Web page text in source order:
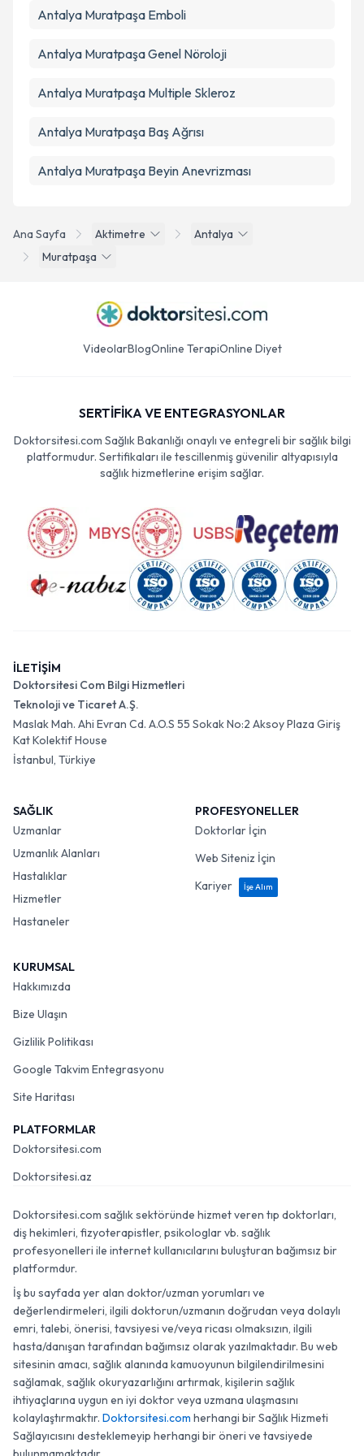
Ana Sayfa Aktimetre
Antalya
Muratpaşa
Antalya Muratpaşa Emboli
Antalya Muratpaşa Genel Nöroloji
Antalya Muratpaşa Multiple Skleroz
Antalya Muratpaşa Baş Ağrısı
Antalya Muratpaşa Beyin Anevrizması
VideolarBlogOnline TerapiOnline Diyet
SERTİFİKA VE ENTEGRASYONLAR
Doktorsitesi.com Sağlık Bakanlığı onaylı ve entegreli bir sağlık bilgi
platformudur. Sertifikaları ile tescillenmiş güvenilir altyapısıyla
sağlık hizmetlerine erişim sağlar.
İLETİŞİM
Doktorsitesi Com Bilgi Hizmetleri
Teknoloji ve Ticaret A.Ş.
Maslak Mah. Ahi Evran Cd. A.O.S 55 Sokak No:2 Aksoy Plaza Giriş
Kat Kolektif House
İstanbul, Türkiye
SAĞLIK
Uzmanlar
Uzmanlık Alanları
Hastalıklar
Hizmetler
Hastaneler
PROFESYONELLER
Doktorlar İçin
Web Siteniz İçin
Kariyer
İşe Alım
KURUMSAL
Hakkımızda
Bize Ulaşın
Gizlilik Politikası
Google Takvim Entegrasyonu
Site Haritası
PLATFORMLAR
Doktorsitesi.com
Doktorsitesi.az
Doktorsitesi.com sağlık sektöründe hizmet veren tıp doktorları,
diş hekimleri, fizyoterapistler, psikologlar vb. sağlık
profesyonelleri ile internet kullanıcılarını buluşturan bağımsız bir
platformdur.
İş bu sayfada yer alan doktor/uzman yorumları ve
değerlendirmeleri, ilgili doktorun/uzmanın doğrudan veya dolaylı
emri, talebi, önerisi, tavsiyesi ve/veya ricası olmaksızın, ilgili
hasta/danışan tarafından bağımsız olarak yazılmaktadır. Bu web
sitesinin amacı, sağlık alanında kamuoyunun bilgilendirilmesini
sağlamak, sağlık okuryazarlığını artırmak, kişilerin sağlık
ihtiyaçlarına uygun en iyi doktor veya uzmana ulaşmasını
kolaylaştırmaktır. Doktorsitesi.com herhangi bir Sağlık Hizmeti
Sağlayıcısını desteklemeyip herhangi bir öneri ve tavsiyede